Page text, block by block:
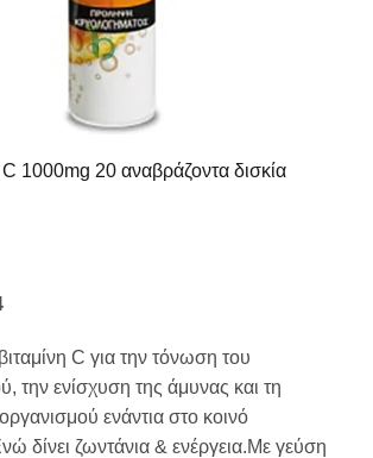
1000mg 20 αναβράζοντα δισκία
C για την τόνωση του
την ενίσχυση της άμυνας και τη
ενάντια στο κοινό
δίνει ζωντάνια & ενέργεια.Με γεύση